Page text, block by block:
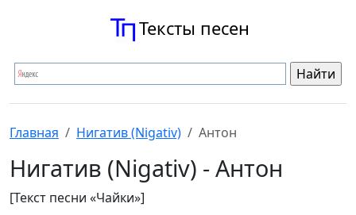
Тексты песен
Главная Нигатив (Nigativ) Антон
Нигатив (Nigativ) - Антон
[Текст песни «Чайки»]